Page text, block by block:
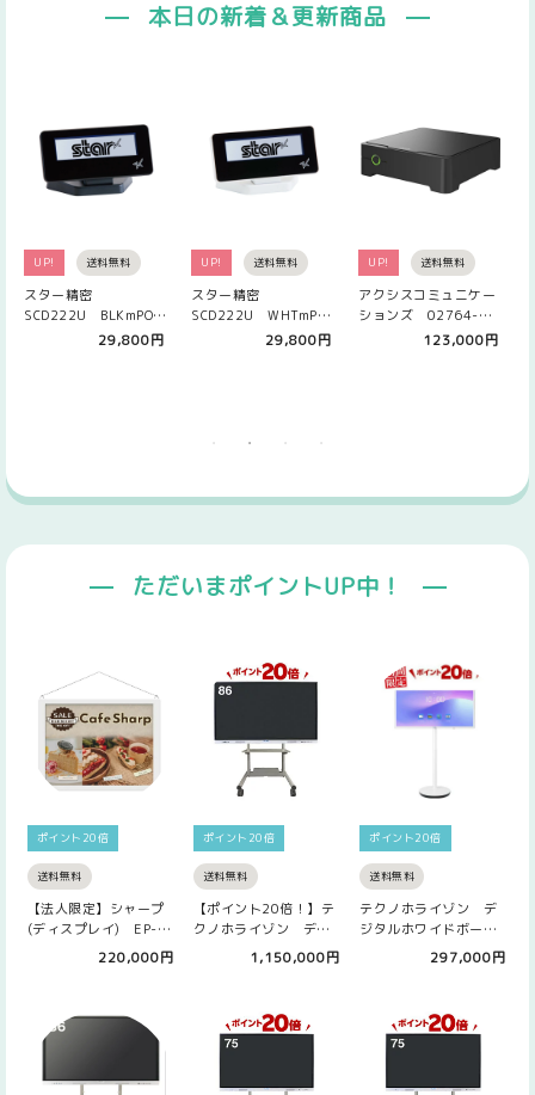
本日の新着＆更新商品
UP! 送料無料
スター精密
SCD222U BLKmPOP
専用 カスタマーディス
29,800円
UP! 送料無料
スター精密
SCD222U WHTmPOP
専用 カスタマーディス
29,800円
UP! 送料無料
アクシスコミュニケー
ションズ 02764-
005 AXIS S3008 Mk
123,000円
ただいまポイントUP中！
ポイント20倍
送料無料
【法人限定】シャープ
(ディスプレイ) EP-
C131 ePoster 13.…
220,000円
ポイント20倍
送料無料
【ポイント20倍！】テ
クノホライゾン デジ
タルホワイトボード
86型 ELB…
1,150,000円
ポイント20倍
送料無料
テクノホライゾン デ
ジタルホワイドボード
MOMOBo（モモボ）
297,000円